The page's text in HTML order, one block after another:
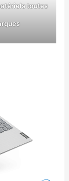
toutes